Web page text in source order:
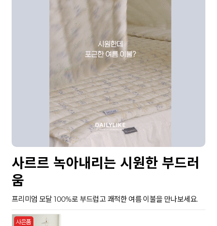
사르르 녹아내리는 시원한 부드러
움
프리미엄 모달 100%로 부드럽고 쾌적한 여름 이불을 만나보세요.